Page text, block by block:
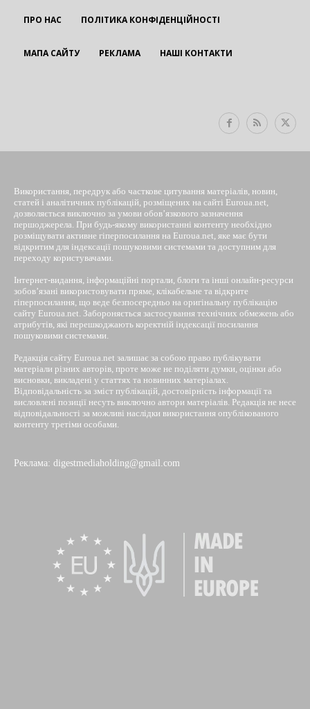
ПРО НАС ПОЛІТИКА КОНФІДЕНЦІЙНОСТІ
МАПА САЙТУ РЕКЛАМА НАШІ КОНТАКТИ
Використання, передрук або часткове цитування матеріалів, новин,
статей і аналітичних публікацій, розміщених на сайті Euroua.net,
дозволяється виключно за умови обов’язкового зазначення
першоджерела. При будь-якому використанні контенту необхідно
розміщувати активне гіперпосилання на Euroua.net, яке має бути
відкритим для індексації пошуковими системами та доступним для
переходу користувачами.
Інтернет-видання, інформаційні портали, блоги та інші онлайн-ресурси
зобов’язані використовувати пряме, клікабельне та відкрите
гіперпосилання, що веде безпосередньо на оригінальну публікацію
сайту Euroua.net. Забороняється застосування технічних обмежень або
атрибутів, які перешкоджають коректній індексації посилання
пошуковими системами.
Редакція сайту Euroua.net залишає за собою право публікувати
матеріали різних авторів, проте може не поділяти думки, оцінки або
висновки, викладені у статтях та новинних матеріалах.
Відповідальність за зміст публікацій, достовірність інформації та
висловлені позиції несуть виключно автори матеріалів. Редакція не несе
відповідальності за можливі наслідки використання опублікованого
контенту третіми особами.
Реклама: digestmediaholding@gmail.com